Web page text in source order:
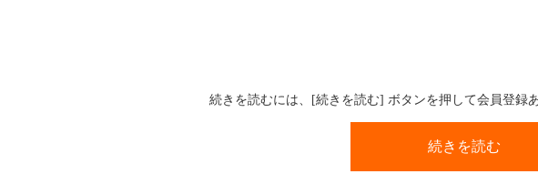
続きを読むには、[続きを読む] ボタンを押して会員登録
続きを読む